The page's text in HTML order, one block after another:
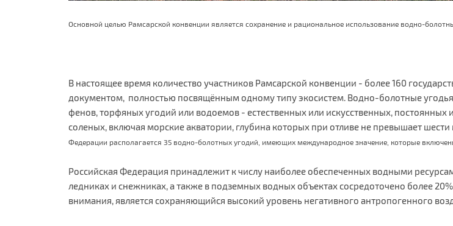
Основной целью Рамсарской конвенции является сохранение и рациональное использование водно-
В настоящее время количество участников Рамсарской конвенции - более 160
документом, полностью посвящённым одному типу экосистем. Водно-болотные
фенов, торфяных угодий или водоемов - естественных или искусственных,
соленых, включая морские акватории, глубина которых при отливе не превышает шести
Федерации располагается 35 водно-болотных угодий, имеющих международное значение, которые
Российская Федерация принадлежит к числу наиболее обеспеченных водными
ледниках и снежниках, а также в подземных водных объектах сосредоточено более
внимания, является сохраняющийся высокий уровень негативного антропогенного